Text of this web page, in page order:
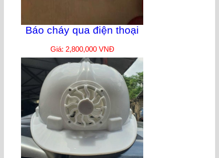
Báo cháy qua điện thoại
Giá: 2,800,000 VNĐ